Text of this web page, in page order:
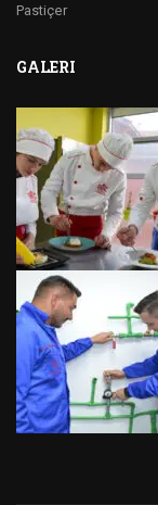
Pastiçer
GALERI